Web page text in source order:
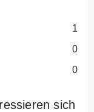
1
0
0
sich